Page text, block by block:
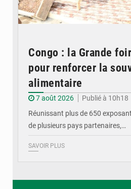
Congo : la Grande
pour renforcer la
alimentaire
7 août 2026
Publié à 10h18
Réunissant plus de 650
de plusieurs pays partenaires,…
SAVOIR PLUS